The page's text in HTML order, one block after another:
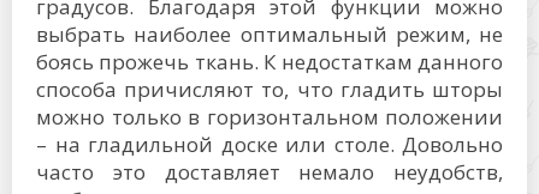
градусов. Благодаря этой функции можно
выбрать наиболее оптимальный режим, не
боясь прожечь ткань. К недостаткам данного
способа причисляют то, что гладить шторы
можно только в горизонтальном положении
– на гладильной доске или столе. Довольно
часто это доставляет немало неудобств,